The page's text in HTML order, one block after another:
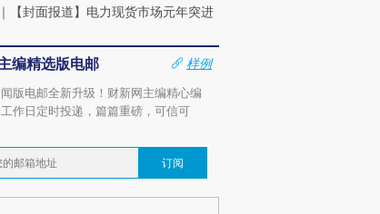
｜ 【封面报道】电力现货市场元年突进
编精选版电邮
样例
版电邮全新升级！财新网主编精心编
作日定时投递，篇篇重磅，可信可
订阅